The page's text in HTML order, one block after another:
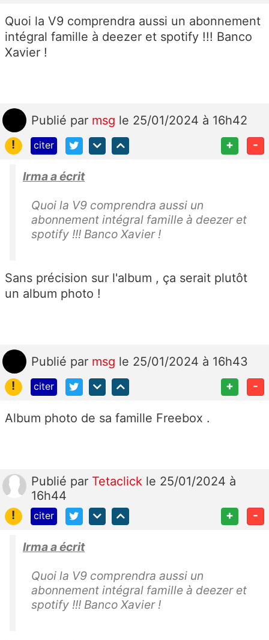
Quoi la V9 comprendra aussi un abonnement
intégral famille à deezer et spotify !!! Banco
Xavier !
Publié par msg le 25/01/2024 à 16h42
!
citer + -
Irma a écrit
Quoi la V9 comprendra aussi un
abonnement intégral famille à deezer et
spotify !!! Banco Xavier !
Sans précision sur l'album , ça serait plutôt
un album photo !
Publié par msg le 25/01/2024 à 16h43
!
citer + -
Album photo de sa famille Freebox .
Publié par Tetaclick le 25/01/2024 à
16h44
!
citer + -
Irma a écrit
Quoi la V9 comprendra aussi un
abonnement intégral famille à deezer et
spotify !!! Banco Xavier !